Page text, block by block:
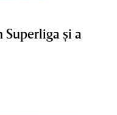
Superliga şi a